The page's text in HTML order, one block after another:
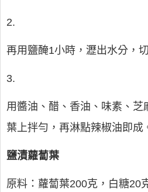
2.
再用鹽醃1小時，瀝出水分，
3.
用醬油、醋、香油、味素、芝
葉上拌勻，再淋點辣椒油即成
鹽漬蘿蔔葉
原料：蘿蔔葉200克，白糖20